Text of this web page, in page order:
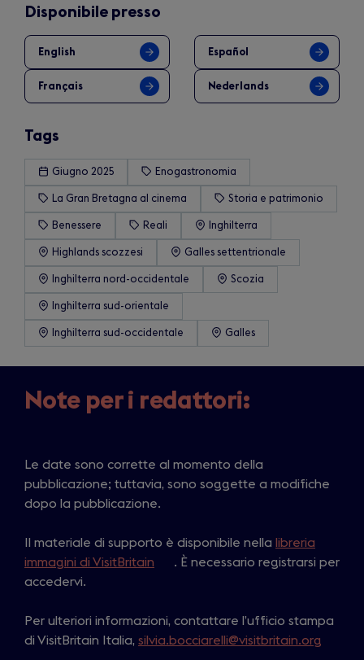
Disponibile presso
English Español
Français Nederlands
Tags
Giugno 2025 Enogastronomia
La Gran Bretagna al cinema Storia e patrimonio
Benessere Reali Inghilterra
Highlands scozzesi Galles settentrionale
Inghilterra nord-occidentale Scozia
Inghilterra sud-orientale
Inghilterra sud-occidentale Galles
Note per i redattori:
Le date sono corrette al momento della
pubblicazione; tuttavia, sono soggette a modifiche
dopo la pubblicazione.
Il materiale di supporto è disponibile nella libreria
immagini di VisitBritain
e
n
. È necessario registrarsi per
accedervi.
Per ulteriori informazioni, contattare l’ufficio stampa
di VisitBritain Italia, silvia.bocciarelli@visitbritain.org